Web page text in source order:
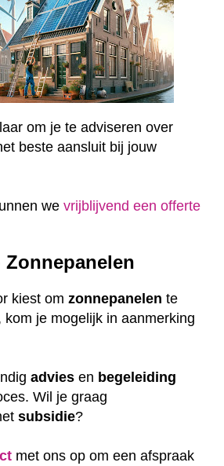
om je te adviseren over
beste aansluit bij jouw
we vrijblijvend een offerte
kiest om zonnepanelen te
kom je mogelijk in aanmerking
advies en begeleiding
Wil je graag
subsidie?
met ons op om een afspraak